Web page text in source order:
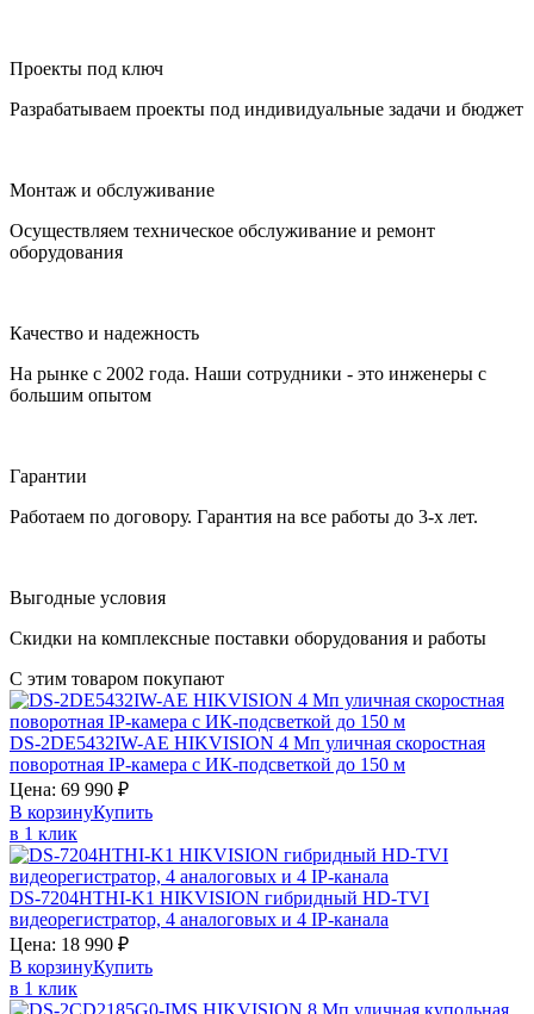
Проекты под ключ
Разрабатываем проекты под индивидуальные задачи и бюджет
Монтаж и обслуживание
Осуществляем техническое обслуживание и ремонт
оборудования
Качество и надежность
На рынке с 2002 года. Наши сотрудники - это инженеры с
большим опытом
Гарантии
Работаем по договору. Гарантия на все работы до 3-х лет.
Выгодные условия
Скидки на комплексные поставки оборудования и работы
С этим товаром покупают
DS-2DE5432IW-AE HIKVISION 4 Мп уличная скоростная
поворотная IP-камера с ИК-подсветкой до 150 м
Цена: 69 990 ₽
В корзинуКупить
в 1 клик
DS-7204HTHI-K1 HIKVISION гибридный HD-TVI
видеорегистратор, 4 аналоговых и 4 IP-канала
Цена: 18 990 ₽
В корзинуКупить
в 1 клик